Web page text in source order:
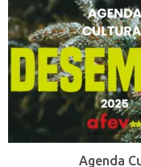
Agenda